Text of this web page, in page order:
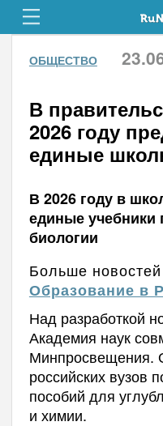
ОБЩЕСТВО
В
2026 году
единые
В 2026 году в
единые учебники
биологии
Больше
Образование в
Над разработкой
Академия наук
Минпросвещения.
российских вузов
пособий для
и химии.